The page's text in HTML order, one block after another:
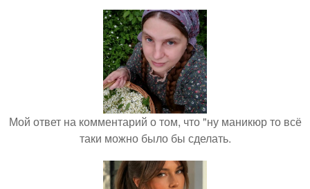
Мой ответ на комментарий о том, что "ну маникюр то всё
таки можно было бы сделать.